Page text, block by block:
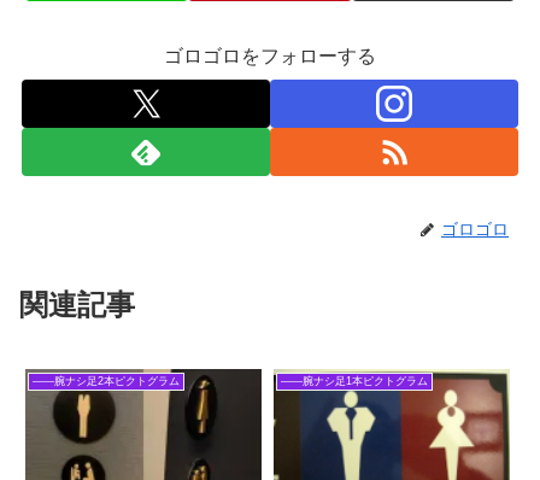
ゴロゴロをフォローする
ゴロゴロ
関連記事
――腕ナシ足2本ピクトグラム ――腕ナシ足1本ピクトグラム